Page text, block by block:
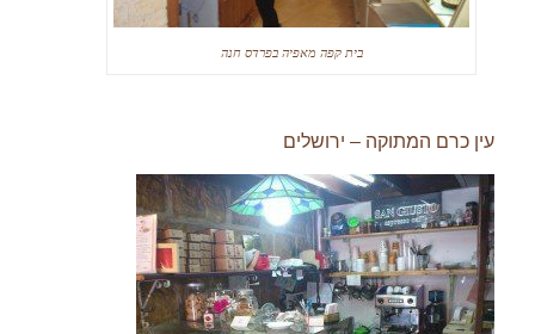
בית קפה מאפיה בפרדס חנה
עין כרם המתוקה – ירושלים